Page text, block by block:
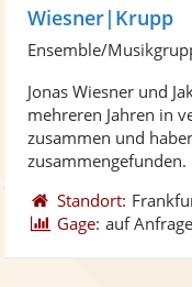
Wiesner|Krupp
Ensemble/
Jonas Wiesner und
mehreren Jahren in
zusammen und
zusammengefunden.
Standort:
Gage: auf Anfrage